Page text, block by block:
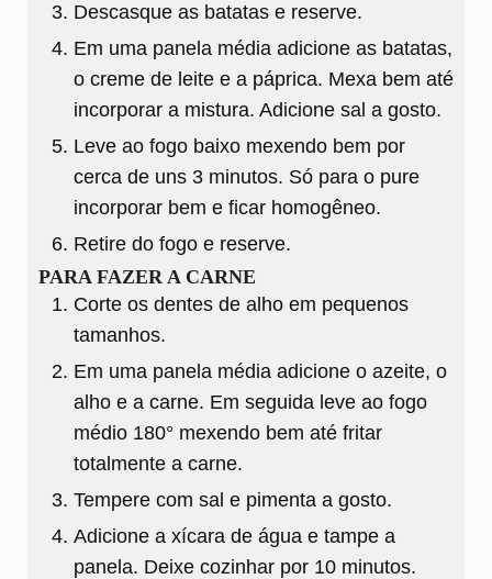
Descasque as batatas e reserve.
Em uma panela média adicione as batatas,
o creme de leite e a páprica. Mexa bem até
incorporar a mistura. Adicione sal a gosto.
Leve ao fogo baixo mexendo bem por
cerca de uns 3 minutos. Só para o pure
incorporar bem e ficar homogêneo.
Retire do fogo e reserve.
PARA FAZER A CARNE
Corte os dentes de alho em pequenos
tamanhos.
Em uma panela média adicione o azeite, o
alho e a carne. Em seguida leve ao fogo
médio 180° mexendo bem até fritar
totalmente a carne.
Tempere com sal e pimenta a gosto.
Adicione a xícara de água e tampe a
panela. Deixe cozinhar por 10 minutos.